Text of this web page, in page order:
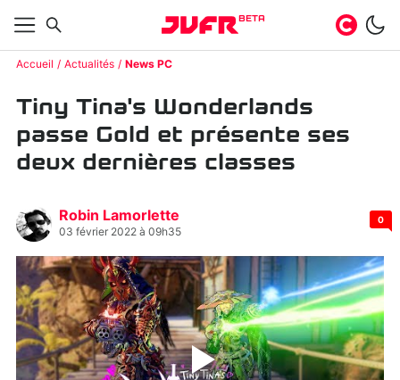
BETA
Accueil Actualités News PC
Tiny Tina's Wonderlands
passe Gold et présente ses
deux dernières classes
Robin Lamorlette
03 février 2022 à 09h35
0